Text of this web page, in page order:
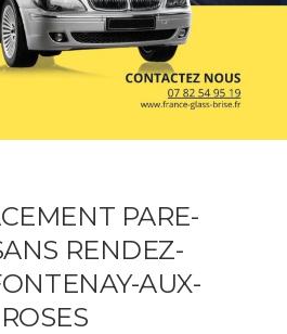
PARE-
RENDEZ-
AUX-
ROSES